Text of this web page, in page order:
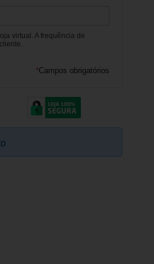
virtual. A frequência de
*Campos obrigatórios